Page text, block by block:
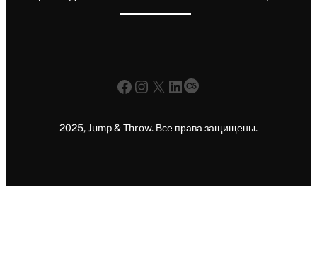
Facebook
Instagram
X LinkedIn
Last.fm
2025, Jump & Throw. Все права защищены.